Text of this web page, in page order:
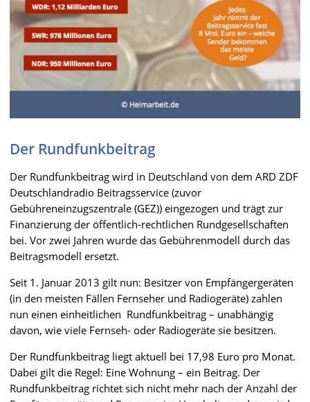
Der Rundfunkbeitrag
Der Rundfunkbeitrag wird in Deutschland von dem ARD ZDF
Deutschlandradio Beitragsservice (zuvor
Gebühreneinzugszentrale (GEZ)) eingezogen und trägt zur
Finanzierung der öffentlich-rechtlichen Rundgesellschaften
bei. Vor zwei Jahren wurde das Gebührenmodell durch das
Beitragsmodell ersetzt.
Seit 1. Januar 2013 gilt nun: Besitzer von Empfängergeräten
(in den meisten Fällen Fernseher und Radiogeräte) zahlen
nun einen einheitlichen Rundfunkbeitrag – unabhängig
davon, wie viele Fernseh- oder Radiogeräte sie besitzen.
Der Rundfunkbeitrag liegt aktuell bei 17,98 Euro pro Monat.
Dabei gilt die Regel: Eine Wohnung – ein Beitrag. Der
Rundfunkbeitrag richtet sich nicht mehr nach der Anzahl der